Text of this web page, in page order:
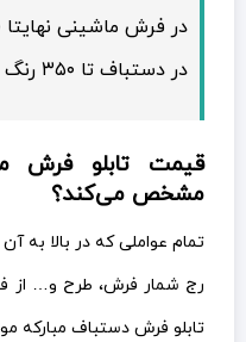
در دستباف تا ۳۵۰ رنگ هم داریم !
قیمت تابلو فرش
مشخص می‌کند؟
تمام عواملی که در بالا به
رج شمار فرش، طرح و… از
تابلو فرش دستباف مبارکه